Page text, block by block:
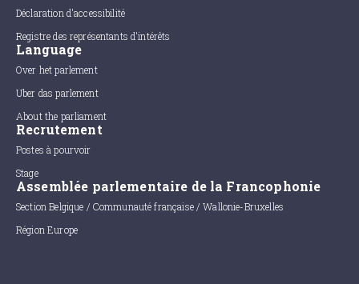
Déclaration d'accessibilité
Registre des représentants d'intérêts
Language
Over het parlement
Uber das parlement
About the parliament
Recrutement
Postes à pourvoir
Stage
Assemblée parlementaire de la Francophonie
Section Belgique / Communauté française / Wallonie-Bruxelles
Région Europe